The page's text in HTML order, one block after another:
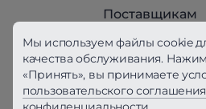
Поставщикам
Стать
Политика
Мы используем файлы cookie
качества обслуживания.
«Принять», вы принимаете
пользовательского соглашения